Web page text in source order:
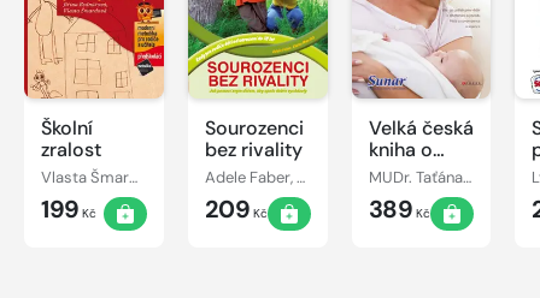
Školní
zralost
Vlasta Šmardová, Jiřina Bednářová
199 Kč
Sourozenci
bez rivality
Adele Faber, Elaine Mazlish
209 Kč
Velká česká
kniha o
matce a
MUDr. Taťána Hanáková
389 Kč